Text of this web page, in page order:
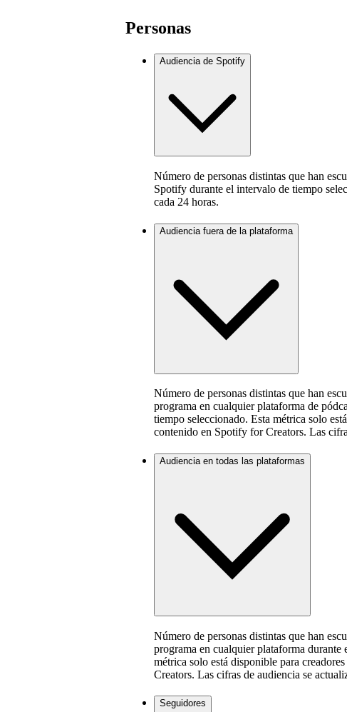
Personas
Audiencia de Spotify
Número de personas distintas que han
Spotify durante el intervalo de tiempo
cada 24 horas.
Audiencia fuera de la plataforma
Número de personas distintas que han
programa en cualquier plataforma de
tiempo seleccionado. Esta métrica solo
contenido en Spotify for Creators. Las
Audiencia en todas las plataformas
Número de personas distintas que han
programa en cualquier plataforma
métrica solo está disponible para
Creators. Las cifras de audiencia se
Seguidores